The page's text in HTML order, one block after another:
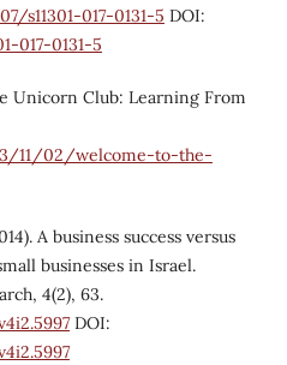
s11301-017-0131-5 DOI:
017-0131-5
Unicorn Club: Learning From
11/02/welcome-to-the-
A business success versus
businesses in Israel.
4(2), 63.
DOI: